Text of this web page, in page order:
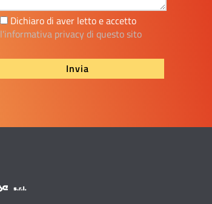
Dichiaro di aver letto e accetto
l'informativa privacy di questo sito